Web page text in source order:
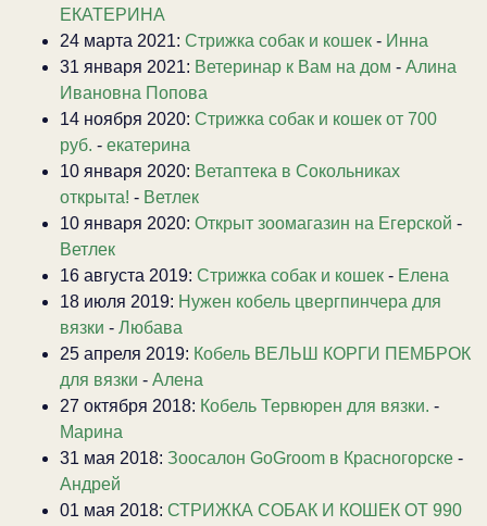
ЕКАТЕРИНА
24 марта 2021: Стрижка собак и кошек - Инна
31 января 2021: Ветеринар к Вам на дом - Алина
Ивановна Попова
14 ноября 2020: Стрижка собак и кошек от 700
руб. - екатерина
10 января 2020: Ветаптека в Сокольниках
открыта! - Ветлек
10 января 2020: Открыт зоомагазин на Егерской -
Ветлек
16 августа 2019: Стрижка собак и кошек - Елена
18 июля 2019: Нужен кобель цвергпинчера для
вязки - Любава
25 апреля 2019: Кобель ВЕЛЬШ КОРГИ ПЕМБРОК
для вязки - Алена
27 октября 2018: Кобель Тервюрен для вязки. -
Марина
31 мая 2018: Зоосалон GoGroom в Красногорске -
Андрей
01 мая 2018: СТРИЖКА СОБАК И КОШЕК ОТ 990